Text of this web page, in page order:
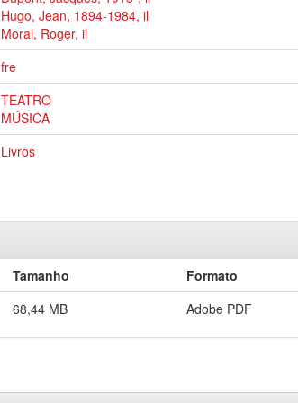
Hugo, Jean, 1894-1984, il
Moral, Roger, il
fre
TEATRO
MÚSICA
Livros
Tamanho
Formato
68,44 MB Adobe PDF